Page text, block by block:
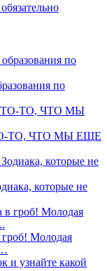
по
ТO, ЧТO МЫ EЩE
которые не
гроб! Молодая